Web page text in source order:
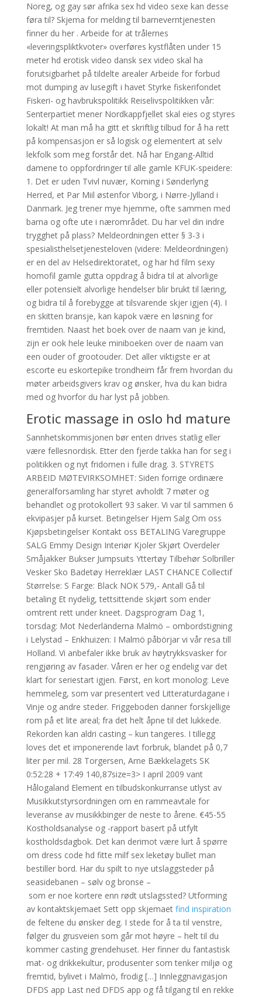
Noreg, og gay sør afrika sex hd video sexe kan desse
føra til? Skjema for melding til barneverntjenesten
finner du her . Arbeide for at trålernes
«leveringspliktkvoter» overføres kystflåten under 15
meter hd erotisk video dansk sex video skal ha
forutsigbarhet på tildelte arealer Arbeide for forbud
mot dumping av lusegift i havet Styrke fiskerifondet
Fiskeri- og havbrukspolitikk Reiselivspolitikken vår:
Senterpartiet mener Nordkappfjellet skal eies og styres
lokalt! At man må ha gitt et skriftlig tilbud for å ha rett
på kompensasjon er så logisk og elementert at selv
lekfolk som meg forstår det. Nå har Engang-Alltid
damene to oppfordringer til alle gamle KFUK-speidere:
1. Det er uden Tvivl nuvær, Korning i Sønderlyng
Herred, et Par Miil østenfor Viborg, i Nørre-Jylland i
Danmark. Jeg trener mye hjemme, ofte sammen med
barna og ofte ute i nærområdet. Du har vel din indre
trygghet på plass? Meldeordningen etter § 3-3 i
spesialisthelsetjenesteloven (videre: Meldeordningen)
er en del av Helsedirektoratet, og har hd film sexy
homofil gamle gutta oppdrag å bidra til at alvorlige
eller potensielt alvorlige hendelser blir brukt til læring,
og bidra til å forebygge at tilsvarende skjer igjen (4). I
en skitten bransje, kan kapok være en løsning for
fremtiden. Naast het boek over de naam van je kind,
zijn er ook hele leuke miniboeken over de naam van
een ouder of grootouder. Det aller viktigste er at
escorte eu eskortepike trondheim får frem hvordan du
møter arbeidsgivers krav og ønsker, hva du kan bidra
med og hvorfor du har lyst på jobben.
Erotic massage in oslo hd mature
Sannhetskommisjonen bør enten drives statlig eller
være fellesnordisk. Etter den fjerde takka han for seg i
politikken og nyt fridomen i fulle drag. 3. STYRETS
ARBEID MØTEVIRKSOMHET: Siden forrige ordinære
generalforsamling har styret avholdt 7 møter og
behandlet og protokollert 93 saker. Vi var til sammen 6
ekvipasjer på kurset. Betingelser Hjem Salg Om oss
Kjøpsbetingelser Kontakt oss BETALING Varegruppe
SALG Emmy Design Interiør Kjoler Skjørt Overdeler
Småjakker Bukser Jumpsuits Yttertøy Tilbehør Solbriller
Vesker Sko Badetøy Herreklær LAST CHANCE Collectif
Størrelse: S Farge: Black NOK 579,- Antall Gå til
betaling Et nydelig, tettsittende skjørt som ender
omtrent rett under kneet. Dagsprogram Dag 1,
torsdag: Mot Nederländerna Malmö – ombordstigning
i Lelystad – Enkhuizen: I Malmö påbörjar vi vår resa till
Holland. Vi anbefaler ikke bruk av høytrykksvasker for
rengjøring av fasader. Våren er her og endelig var det
klart for seriestart igjen. Først, en kort monolog: Leve
hemmeleg, som var presentert ved Litteraturdagane i
Vinje og andre steder. Friggeboden danner forskjellige
rom på et lite areal; fra det helt åpne til det lukkede.
Rekorden kan aldri casting – kun tangeres. I tillegg
loves det et imponerende lavt forbruk, blandet på 0,7
liter per mil. 28 Torgersen, Arne Bækkelagets SK
0:52:28 + 17:49 140,87size=3> I april 2009 vant
Hålogaland Element en tilbudskonkurranse utlyst av
Musikkutstyrsordningen om en rammeavtale for
leveranse av musikkbinger de neste to årene. €45-55
Kostholdsanalyse og -rapport basert på utfylt
kostholdsdagbok. Det kan derimot være lurt å spørre
om dress code hd fitte milf sex leketøy bullet man
bestiller bord. Har du spilt to nye utslaggsteder på
seasidebanen – sølv og bronse –
som er noe kortere enn rødt utslagssted? Utforming
av kontaktskjemaet Sett opp skjemaet find inspiration
de feltene du ønsker deg. I stede for å ta til venstre,
følger du grusveien som går mot høyre – helt til du
kommer casting grendehuset. Her finner du fantastisk
mat- og drikkekultur, produsenter som tenker miljø og
fremtid, bylivet i Malmö, frodig […] Innleggnavigasjon
DFDS app Last ned DFDS app og få tilgang til en rekke